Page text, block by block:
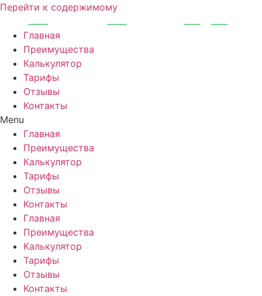
Перейти к содержимому
Главная
Преимущества
Калькулятор
Тарифы
Отзывы
Контакты
Menu
Главная
Преимущества
Калькулятор
Тарифы
Отзывы
Контакты
Главная
Преимущества
Калькулятор
Тарифы
Отзывы
Контакты